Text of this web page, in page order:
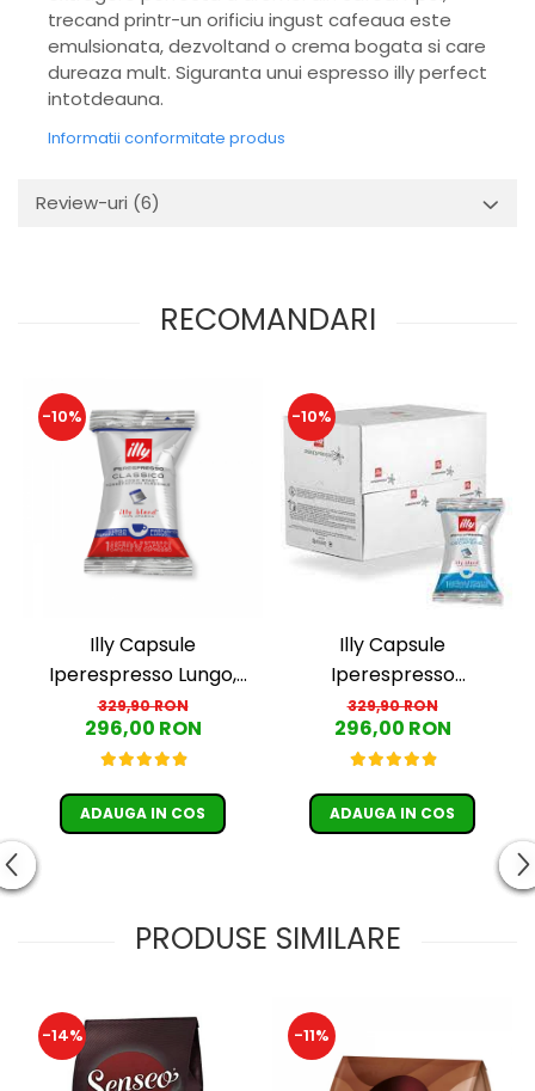
trecand printr-un orificiu ingust cafeaua este
emulsionata, dezvoltand o crema bogata si care
dureaza mult. Siguranta unui espresso illy perfect
intotdeauna.
Informatii conformitate produs
Review-uri (6)
RECOMANDARI
-10%
Illy Capsule
Iperespresso Lungo,
ambalaj individual, 100
buc
329,90 RON
296,00 RON
ADAUGA IN COS
-10%
Illy Capsule
Iperespresso
Decofeinizata, ambalaj
individual, 100 buc
329,90 RON
296,00 RON
ADAUGA IN COS
PRODUSE SIMILARE
-14% -11%